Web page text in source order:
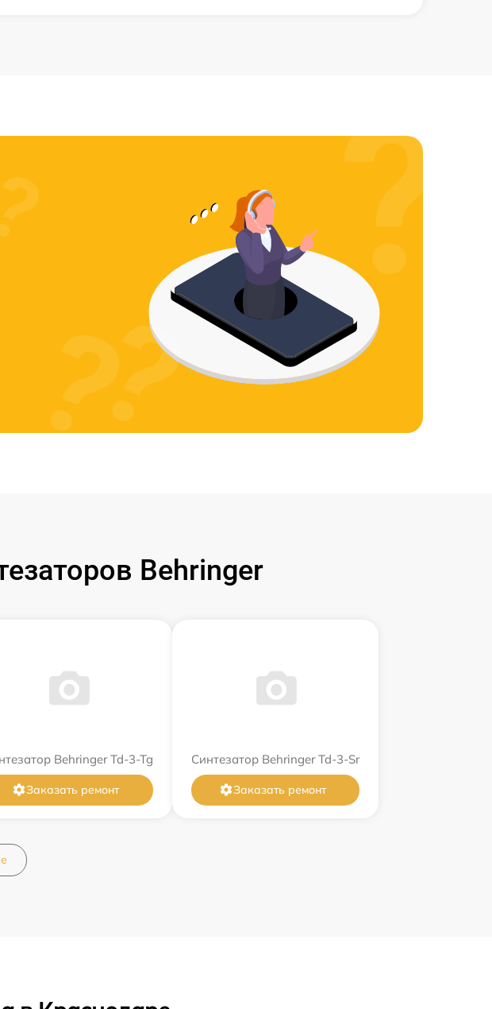
Behringer
Behringer Td-3-Tg
Заказать ремонт
Синтезатор Behringer Td-3-Sr
Заказать ремонт